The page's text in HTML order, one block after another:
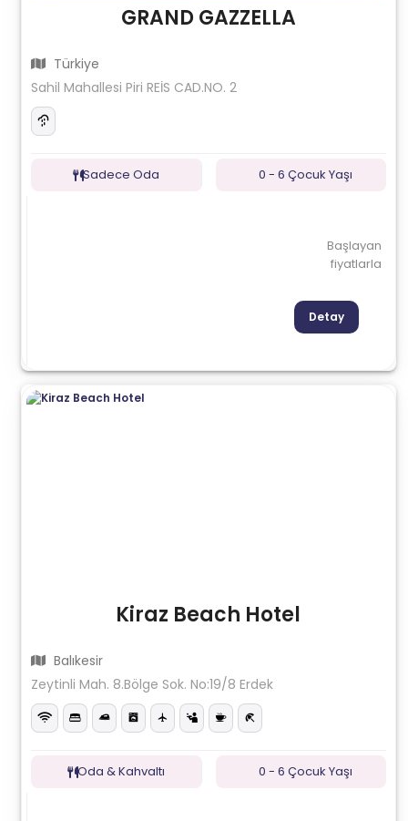
GRAND GAZZELLA
Türkiye
Sahil Mahallesi Piri REİS CAD.NO. 2
Sadece Oda 0 - 6 Çocuk Yaşı
Başlayan
fiyatlarla
Detay
Kiraz Beach Hotel
Balıkesir
Zeytinli Mah. 8.Bölge Sok. No:19/8 Erdek
Oda & Kahvaltı 0 - 6 Çocuk Yaşı